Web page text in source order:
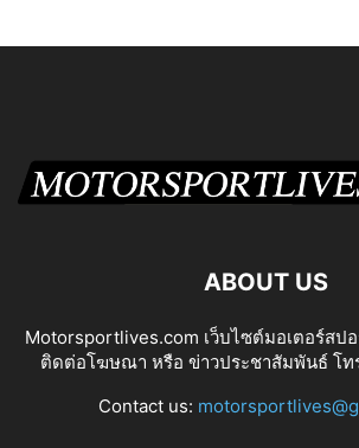
ABOUT US
Motorsportlives.com เว็บไซต์มอเตอร์สป
ติดต่อโฆษณา หรือ ข่าวประชาสัมพันธ์ โท
Contact us: